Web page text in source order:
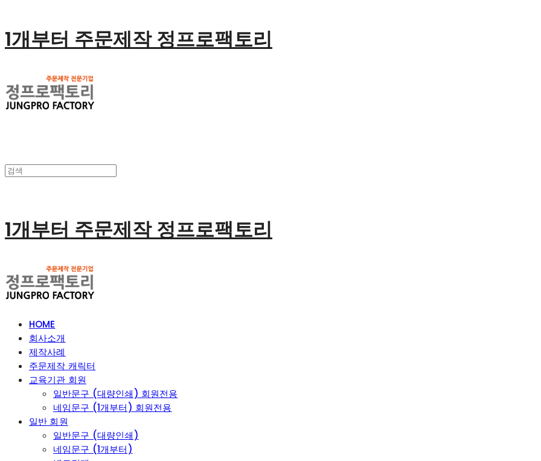
1개부터 주문제작 정프로팩토리
1개부터 주문제작 정프로팩토리
HOME
회사소개
제작사례
주문제작 캐릭터
교육기관 회원
일반문구 (대량인쇄) 회원전용
네임문구 (1개부터) 회원전용
일반 회원
일반문구 (대량인쇄)
네임문구 (1개부터)